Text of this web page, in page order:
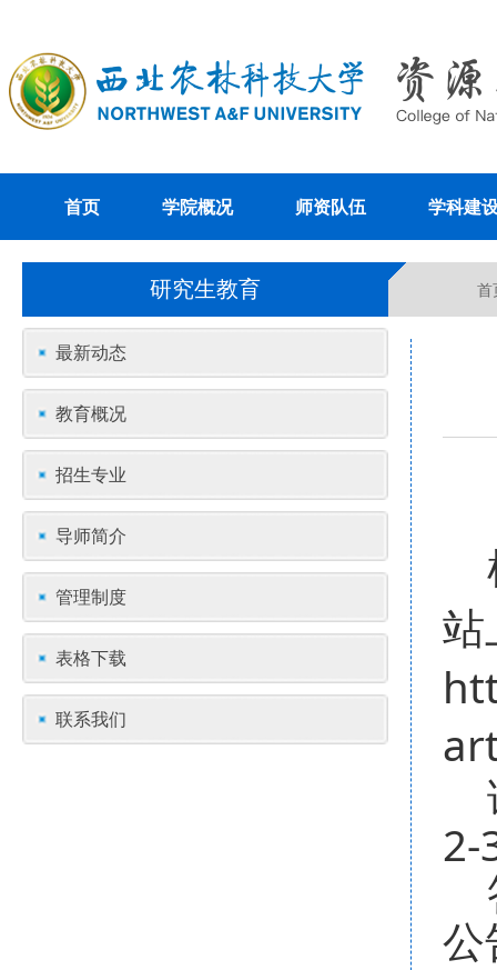
首页 学院概况 师资队伍 学科建
研究生教育 首
最新动态
教育概况
招生专业
导师简介
管理制度
表格下载
联系我们
站
2-
公